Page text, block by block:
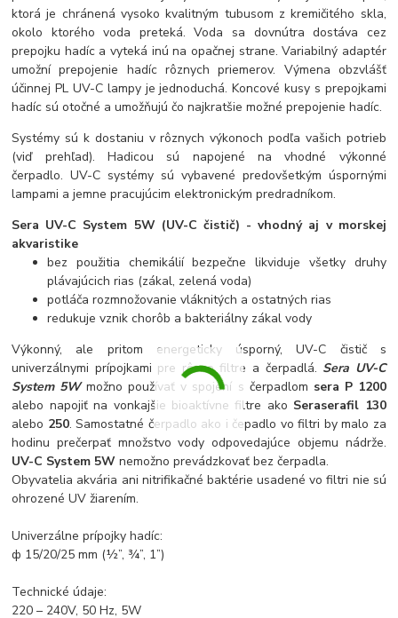
ktorá je chránená vysoko kvalitným tubusom z kremičitého skla,
okolo ktorého voda preteká. Voda sa dovnútra dostáva cez
prepojku hadíc a vyteká inú na opačnej strane. Variabilný adaptér
umožní prepojenie hadíc rôznych priemerov. Výmena obzvlášť
účinnej PL UV-C lampy je jednoduchá. Koncové kusy s prepojkami
hadíc sú otočné a umožňujú čo najkratšie možné prepojenie hadíc.
Systémy sú k dostaniu v rôznych výkonoch podľa vašich potrieb
(viď prehľad). Hadicou sú napojené na vhodné výkonné
čerpadlo. UV-C systémy sú vybavené predovšetkým úspornými
lampami a jemne pracujúcim elektronickým predradníkom.
Sera UV-C System 5W (UV-C čistič) - vhodný aj v morskej
akvaristike
bez použitia chemikálií bezpečne likviduje všetky druhy
plávajúcich rias (zákal, zelená voda)
potláča rozmnožovanie vláknitých a ostatných rias
redukuje vznik chorôb a bakteriálny zákal vody
Výkonný, ale pritom energeticky úsporný, UV-C čistič s
univerzálnymi prípojkami pre rôzne filtre a čerpadlá. Sera UV-C
System 5Wmožno používať v spojení s čerpadlom sera P 1200
alebo napojiť na vonkajšie bioaktívne filtre ako Seraserafil 130
alebo 250. Samostatné čerpadlo ako i čepadlo vo filtri by malo za
hodinu prečerpať množstvo vody odpovedajúce objemu nádrže.
UV-C System 5Wnemožno prevádzkovať bez čerpadla.
Obyvatelia akvária ani nitrifikačné baktérie usadené vo filtri nie sú
ohrozené UV žiarením.
Univerzálne prípojky hadíc:
ф 15/20/25 mm (½”, ¾”, 1”)
Technické údaje:
220 – 240V, 50 Hz, 5W